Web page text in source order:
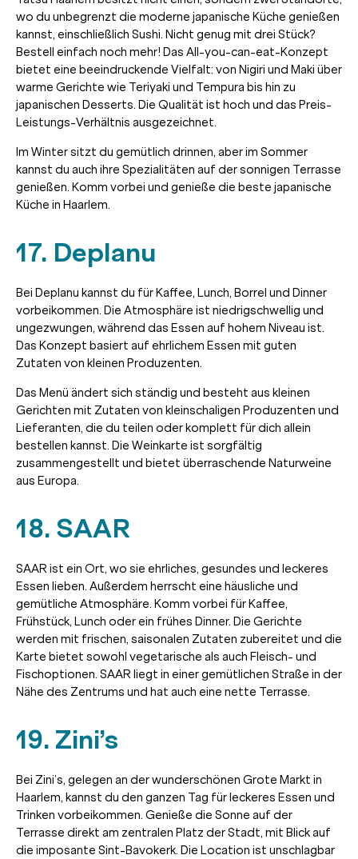
wo du unbegrenzt die moderne japanische Küche genießen
kannst, einschließlich Sushi. Nicht genug mit drei Stück?
Bestell einfach noch mehr! Das All-you-can-eat-Konzept
bietet eine beeindruckende Vielfalt: von Nigiri und Maki über
warme Gerichte wie Teriyaki und Tempura bis hin zu
japanischen Desserts. Die Qualität ist hoch und das Preis-
Leistungs-Verhältnis ausgezeichnet.
Im Winter sitzt du gemütlich drinnen, aber im Sommer
kannst du auch ihre Spezialitäten auf der sonnigen Terrasse
genießen. Komm vorbei und genieße die beste japanische
Küche in Haarlem.
17. Deplanu
Bei Deplanu kannst du für Kaffee, Lunch, Borrel und Dinner
vorbeikommen. Die Atmosphäre ist niedrigschwellig und
ungezwungen, während das Essen auf hohem Niveau ist.
Das Konzept basiert auf ehrlichem Essen mit guten
Zutaten von kleinen Produzenten.
Das Menü ändert sich ständig und besteht aus kleinen
Gerichten mit Zutaten von kleinschaligen Produzenten und
Lieferanten, die du teilen oder komplett für dich allein
bestellen kannst. Die Weinkarte ist sorgfältig
zusammengestellt und bietet überraschende Naturweine
aus Europa.
18. SAAR
SAAR ist ein Ort, wo sie ehrliches, gesundes und leckeres
Essen lieben. Außerdem herrscht eine häusliche und
gemütliche Atmosphäre. Komm vorbei für Kaffee,
Frühstück, Lunch oder ein frühes Dinner. Die Gerichte
werden mit frischen, saisonalen Zutaten zubereitet und die
Karte bietet sowohl vegetarische als auch Fleisch- und
Fischoptionen. SAAR liegt in einer gemütlichen Straße in der
Nähe des Zentrums und hat auch eine nette Terrasse.
19. Zini’s
Bei Zini’s, gelegen an der wunderschönen Grote Markt in
Haarlem, kannst du den ganzen Tag für leckeres Essen und
Trinken vorbeikommen. Genieße die Sonne auf der
Terrasse direkt am zentralen Platz der Stadt, mit Blick auf
die imposante Sint-Bavokerk. Die Location ist unschlagbar